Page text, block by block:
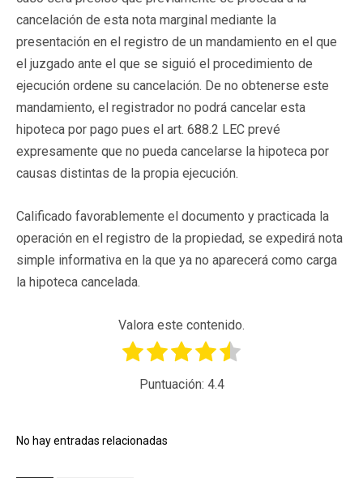
cancelación de esta nota marginal mediante la
presentación en el registro de un mandamiento en el que
el juzgado ante el que se siguió el procedimiento de
ejecución ordene su cancelación. De no obtenerse este
mandamiento, el registrador no podrá cancelar esta
hipoteca por pago pues el art. 688.2 LEC prevé
expresamente que no pueda cancelarse la hipoteca por
causas distintas de la propia ejecución.
Calificado favorablemente el documento y practicada la
operación en el registro de la propiedad, se expedirá nota
simple informativa en la que ya no aparecerá como carga
la hipoteca cancelada.
Valora este contenido.
Puntuación: 4.4
No hay entradas relacionadas